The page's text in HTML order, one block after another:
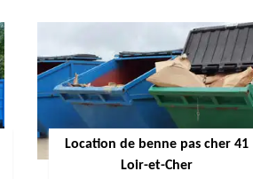
Location de benne pas cher 41
Loir-et-Cher